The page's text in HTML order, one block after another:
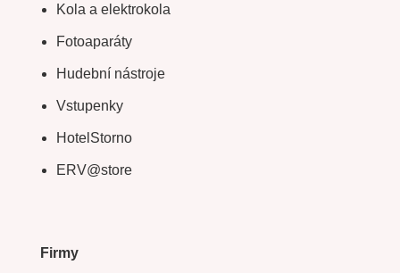
Kola a elektrokola
Fotoaparáty
Hudební nástroje
Vstupenky
HotelStorno
ERV@store
Firmy